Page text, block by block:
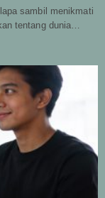
sambil menikmati
tentang dunia…